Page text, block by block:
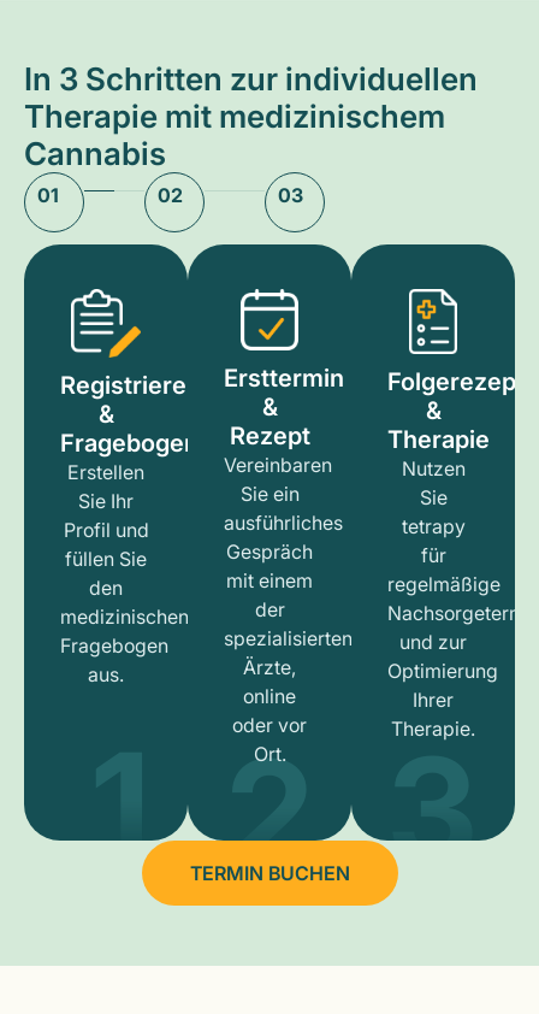
In 3 Schritten zur individuellen
Therapie mit medizinischem
Cannabis
01 02 03
Registrieren
&
Fragebogen
Erstellen
Sie Ihr
Profil und
füllen Sie
den
medizinischen
Fragebogen
aus.
1
Ersttermin
&
Rezept
Vereinbaren
Sie ein
ausführliches
Gespräch
mit einem
der
spezialisierten
Ärzte,
online
oder vor
Ort.
2
Folgerezept
&
Therapie
Nutzen
Sie
tetrapy
für
regelmäßige
und zur
Optimierung
Ihrer
Therapie.
3
TERMIN BUCHEN